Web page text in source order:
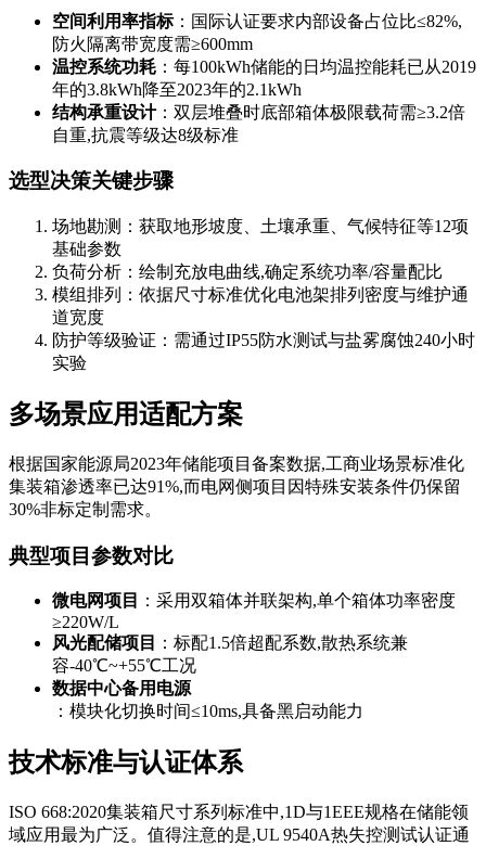
空间利用率指标：国际认证要求内部设备占位比≤82%,
防火隔离带宽度需≥600mm
温控系统功耗 ：每100kWh储能的日均温控能耗已从2019
年的3.8kWh降至2023年的2.1kWh
结构承重设计：双层堆叠时底部箱体极限载荷需≥3.2倍
自重,抗震等级达8级标准
选型决策关键步骤
场地勘测：获取地形坡度、土壤承重、气候特征等12项
基础参数
负荷分析：绘制充放电曲线,确定系统功率/容量配比
模组排列：依据尺寸标准优化电池架排列密度与维护通
道宽度
防护等级验证：需通过IP55防水测试与盐雾腐蚀240小时
实验
多场景应用适配方案
根据国家能源局2023年储能项目备案数据,工商业场景标准化
集装箱渗透率已达91%,而电网侧项目因特殊安装条件仍保留
30%非标定制需求。
典型项目参数对比
微电网项目
：采用双箱体并联架构,单个箱体功率密度
≥220W/L
风光配储项目
：标配1.5倍超配系数,散热系统兼
容-40℃~+55℃工况
数据中心备用电源
：模块化切换时间≤10ms,具备黑启动能力
技术标准与认证体系
ISO 668:2020集装箱尺寸系列标准中,1D与1EEE规格在储能领
域应用最为广泛。值得注意的是,UL 9540A热失控测试认证通